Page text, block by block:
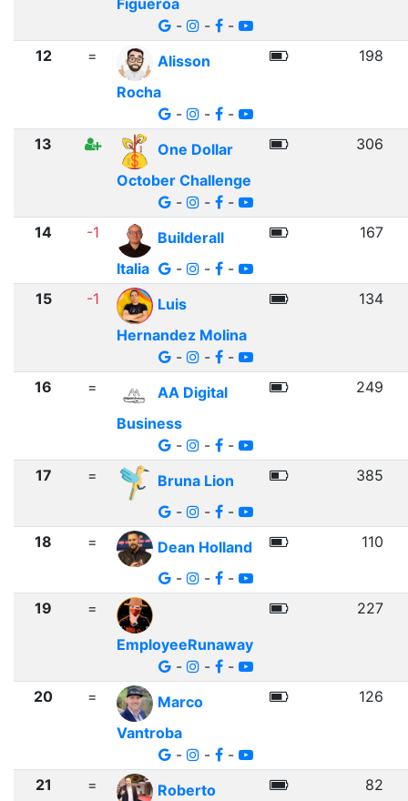
Figueroa
-
-
-
12
=
Alisson
Rocha
-
- -
198
13
One Dollar
October Challenge
-
- -
306
14 -1
Builderall
Italia
- - -
167
15 -1
Luis
Hernandez Molina
-
- -
134
16 =
AA Digital
Business
-
- -
249
17 =
Bruna Lion
-
- -
385
18 =
Dean Holland
-
- -
110
19
=
EmployeeRunaway
-
- -
227
20 =
Marco
Vantroba
-
- -
126
21 =
Roberto
82